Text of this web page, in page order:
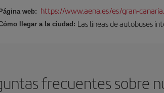
Página web: https://www.aena.es/es/gran-
llegar a la ciudad: Las líneas de autobuses
frecuentes sobre